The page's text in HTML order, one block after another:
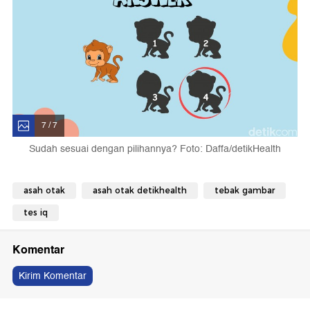
7 / 7
Sudah sesuai dengan pilihannya? Foto: Daffa/detikHealth
asah otak asah otak detikhealth tebak gambar
tes iq
Komentar
Kirim Komentar